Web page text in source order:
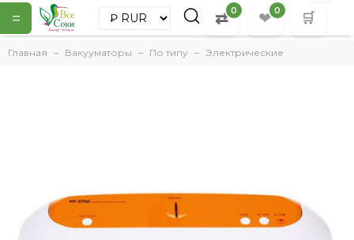
= ⇄ 0 ❤ 0 🛒
Главная Вакууматоры По типу Электрические